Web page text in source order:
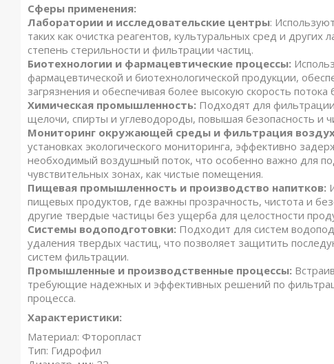
Сферы применения:
Лаборатории и исследовательские центры:
таких как очистка реагентов, культуральных сред и других
степень стерильности и фильтрации частиц.
Биотехнологии и фармацевтические процессы:
фармацевтической и биотехнологической продукции,
загрязнения и обеспечивая более высокую скорость
Химическая промышленность: Подходят для
щелочи, спирты и углеводороды, повышая безопасность и
Мониторинг окружающей среды и фильтрация
установках экологического мониторинга, эффективно
необходимый воздушный поток, что особенно важно для
чувствительных зонах, как чистые помещения.
Пищевая промышленность и производство напитков:
пищевых продуктов, где важны прозрачность, чистота и
другие твердые частицы без ущерба для целостности
Системы водоподготовки: Подходит для систем
удаления твердых частиц, что позволяет защитить
систем фильтрации.
Промышленные и производственные процессы:
требующие надежных и эффективных решений по
процесса.
Характеристики:
Материал: Фторопласт
Тип: Гидрофил